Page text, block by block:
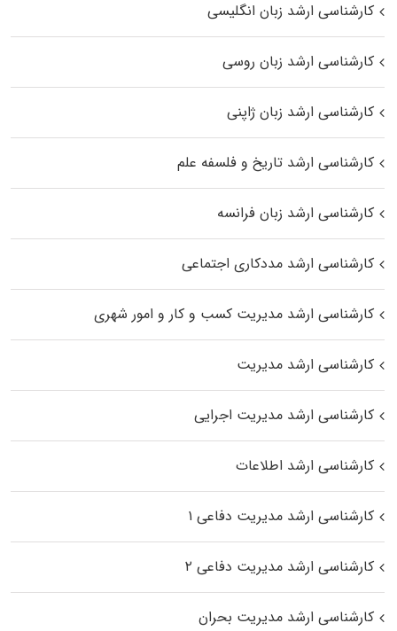
کارشناسی ارشد زبان انگلیسی
کارشناسی ارشد زبان روسی
کارشناسی ارشد زبان ژاپنی
کارشناسی ارشد تاریخ و فلسفه علم
کارشناسی ارشد زبان فرانسه
کارشناسی ارشد مددکاری اجتماعی
کارشناسی ارشد مدیریت کسب و کار و امور شهری
کارشناسی ارشد مدیریت
کارشناسی ارشد مدیریت اجرایی
کارشناسی ارشد اطلاعات
کارشناسی ارشد مدیریت دفاعی ۱
کارشناسی ارشد مدیریت دفاعی ۲
کارشناسی ارشد مدیریت بحران